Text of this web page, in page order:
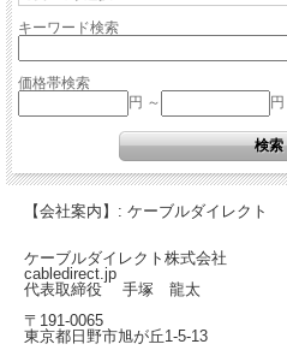
キーワード検索
価格帯検索
円 ～
円
【会社案内】: ケーブルダイレクト
ケーブルダイレクト株式会社
cabledirect.jp
代表取締役 手塚 龍太
〒191-0065
東京都日野市旭が丘1-5-13